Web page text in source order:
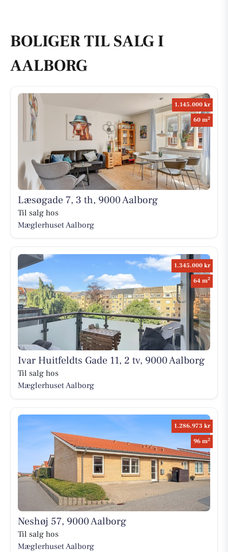
BOLIGER TIL SALG I
AALBORG
1.145.000 kr
60 m2
Læsøgade 7, 3 th, 9000 Aalborg
Til salg hos
Mæglerhuset Aalborg
1.345.000 kr
64 m2
Ivar Huitfeldts Gade 11, 2 tv, 9000 Aalborg
Til salg hos
Mæglerhuset Aalborg
1.286.973 kr
96 m2
Neshøj 57, 9000 Aalborg
Til salg hos
Mæglerhuset Aalborg